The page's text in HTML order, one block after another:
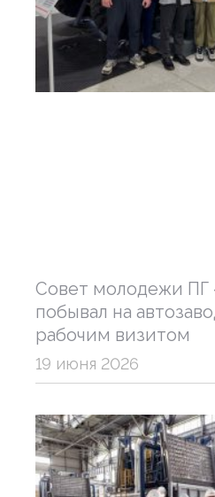
Совет молодежи
побывал на
рабочим визитом
19 июня 2026